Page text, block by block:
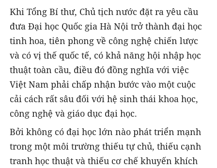
Khi Tổng Bí thư, Chủ tịch nước đặt ra yêu cầu
đưa Đại học Quốc gia Hà Nội trở thành đại học
tinh hoa, tiên phong về công nghệ chiến lược
và có vị thế quốc tế, có khả năng hội nhập học
thuật toàn cầu, điều đó đồng nghĩa với việc
Việt Nam phải chấp nhận bước vào một cuộc
cải cách rất sâu đối với hệ sinh thái khoa học,
công nghệ và giáo dục đại học.
Bởi không có đại học lớn nào phát triển mạnh
trong một môi trường thiếu tự chủ, thiếu cạnh
tranh học thuật và thiếu cơ chế khuyến khích